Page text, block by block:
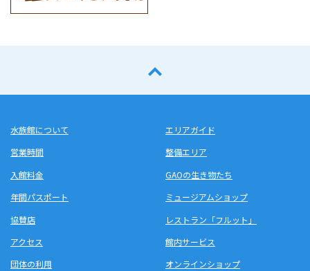
水族館について
営業時間
入館料金
年間パスポート
協賛店
アクセス
団体の利用
エリアガイド
整備エリア
GAOの生き物たち
ミュージアムショップ
レストラン「フルット」
館内サービス
オンラインショップ